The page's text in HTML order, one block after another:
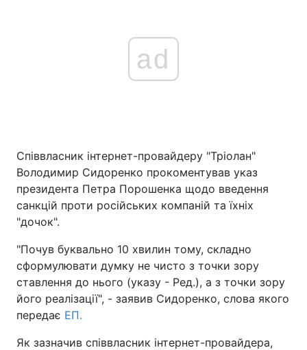
ad
Співвласник інтернет-провайдеру "Тріолан"
Володимир Сидоренко прокоментував указ
президента Петра Порошенка щодо введення
санкцій проти російських компаній та їхніх
"дочок".
"Почув буквально 10 хвилин тому, складно
сформулювати думку не чисто з точки зору
ставлення до нього (указу - Ред.), а з точки зору
його реалізації", - заявив Сидоренко, слова якого
передає ЕП.
Як зазначив співвласник інтернет-провайдера,